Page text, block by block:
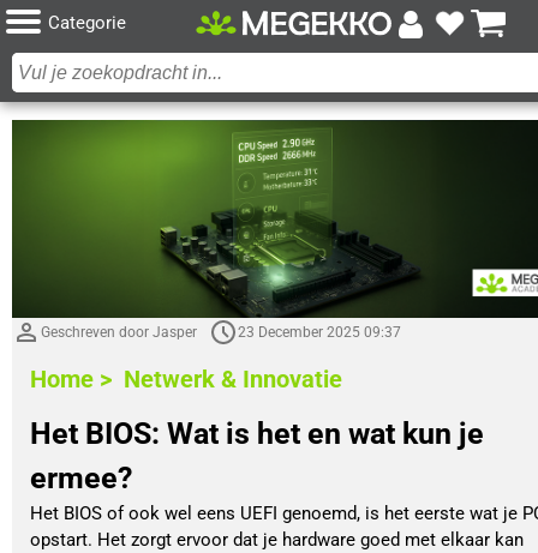
Categorie
Geschreven door Jasper 23 December 2025 09:37
Home > Netwerk & Innovatie
Het BIOS: Wat is het en wat kun je
ermee?
Het BIOS of ook wel eens UEFI genoemd, is het eerste wat je
opstart. Het zorgt ervoor dat je hardware goed met elkaar kan